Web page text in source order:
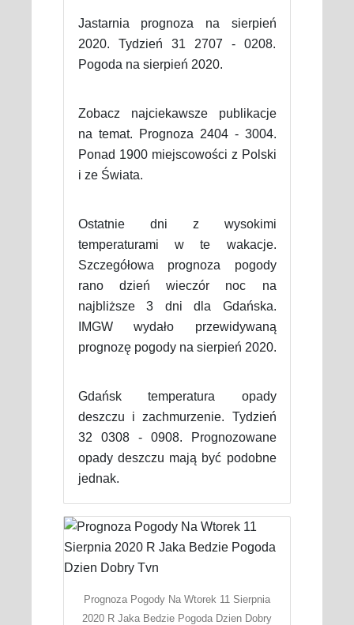
Jastarnia prognoza na sierpień
2020. Tydzień 31 2707 - 0208.
Pogoda na sierpień 2020.
Zobacz najciekawsze publikacje
na temat. Prognoza 2404 - 3004.
Ponad 1900 miejscowości z Polski
i ze Świata.
Ostatnie dni z wysokimi
temperaturami w te wakacje.
Szczegółowa prognoza pogody
rano dzień wieczór noc na
najbliższe 3 dni dla Gdańska.
IMGW wydało przewidywaną
prognozę pogody na sierpień 2020.
Gdańsk temperatura opady
deszczu i zachmurzenie. Tydzień
32 0308 - 0908. Prognozowane
opady deszczu mają być podobne
jednak.
Prognoza Pogody Na Wtorek 11 Sierpnia
2020 R Jaka Bedzie Pogoda Dzien Dobry